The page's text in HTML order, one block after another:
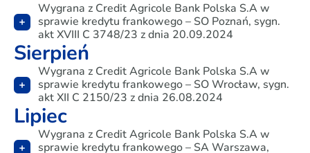
Wygrana z Credit Agricole Bank Polska S.A w
sprawie kredytu frankowego – SO Poznań, sygn.
akt XVIII C 3748/23 z dnia 20.09.2024
Sierpień
Wygrana z Credit Agricole Bank Polska S.A w
sprawie kredytu frankowego – SO Wrocław, sygn.
akt XII C 2150/23 z dnia 26.08.2024
Lipiec
Wygrana z Credit Agricole Bank Polska S.A w
sprawie kredytu frankowego – SA Warszawa,